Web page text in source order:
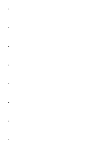
.
.
.
.
.
.
.
.